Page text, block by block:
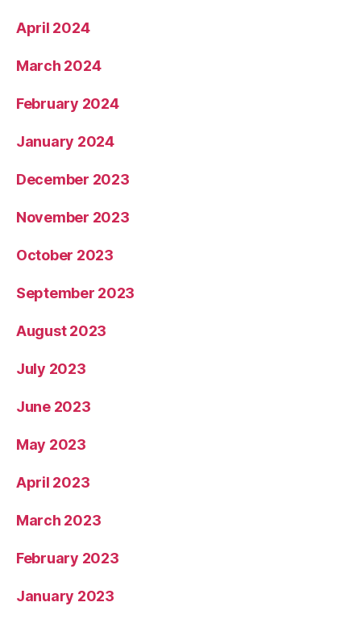
April 2024
March 2024
February 2024
January 2024
December 2023
November 2023
October 2023
September 2023
August 2023
July 2023
June 2023
May 2023
April 2023
March 2023
February 2023
January 2023